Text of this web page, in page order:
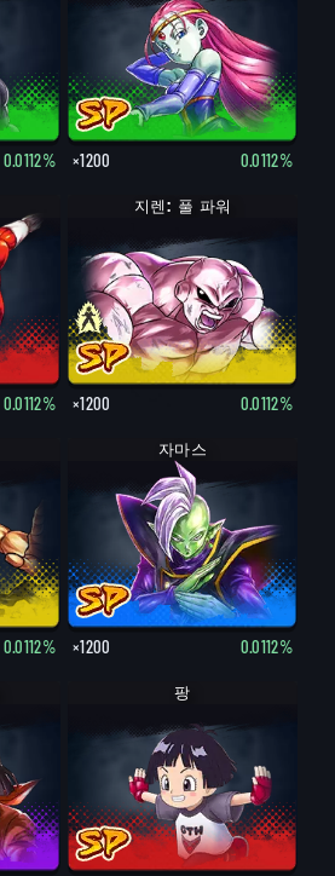
0.0112% ×1200 0.0112%
0.0112%
지렌
지렌: 풀 파워
×1200 0.0112%
0.0112%
자마스
×1200 0.0112%
팡